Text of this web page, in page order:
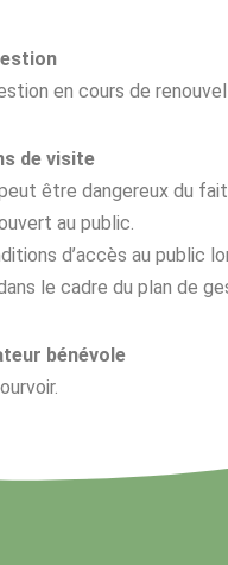
en cours de
de visite
être dangereux du
au public.
d’accès au public
le cadre du plan de
bénévole